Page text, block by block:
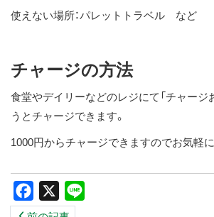
使えない場所：パレットトラベル など
チャージの方法
食堂やデイリーなどのレジにて「チャージ
うとチャージできます。
1000円からチャージできますのでお気軽に
Facebook